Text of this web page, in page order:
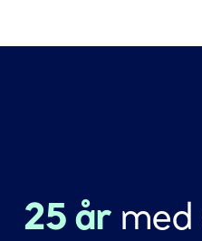
25 årmed